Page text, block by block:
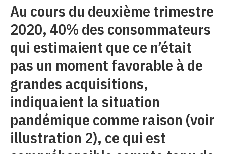
Au cours du deuxième trimestre
2020, 40% des consommateurs
qui estimaient que ce n’était
pas un moment favorable à de
grandes acquisitions,
indiquaient la situation
pandémique comme raison (voir
illustration 2), ce qui est